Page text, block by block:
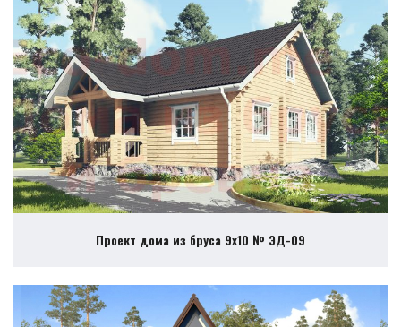
Проект дома из бруса 9х10 № ЭД-09